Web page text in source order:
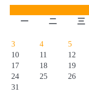
一
二 三
3
4 5
10
11 12
17
18 19
24
25 26
31